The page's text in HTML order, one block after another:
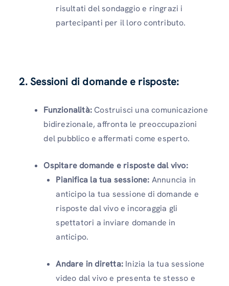
risultati del sondaggio e ringrazi i
partecipanti per il loro contributo.
2. Sessioni di domande e risposte:
Funzionalità:Costruisci una comunicazione
bidirezionale, affronta le preoccupazioni
del pubblico e affermati come esperto.
Ospitare domande e risposte dal vivo:
Pianifica la tua sessione: Annuncia in
anticipo la tua sessione di domande e
risposte dal vivo e incoraggia gli
spettatori a inviare domande in
anticipo.
Andare in diretta: Inizia la tua sessione
video dal vivo e presenta te stesso e